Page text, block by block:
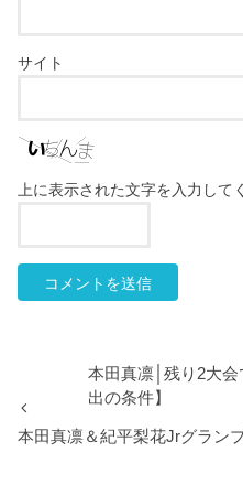
サイト
上に表示された文字を入力して
本田真凛│残り2大
出の条件】
本田真凛＆紀平梨花Jrグラン